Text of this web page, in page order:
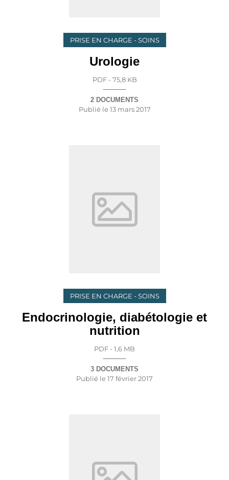
PRISE EN CHARGE - SOINS
Urologie
PDF - 75,8 KB
2 DOCUMENTS
Publié le13 mars 2017
PRISE EN CHARGE - SOINS
Endocrinologie, diabétologie et
nutrition
PDF - 1,6 MB
3 DOCUMENTS
Publié le17 février 2017